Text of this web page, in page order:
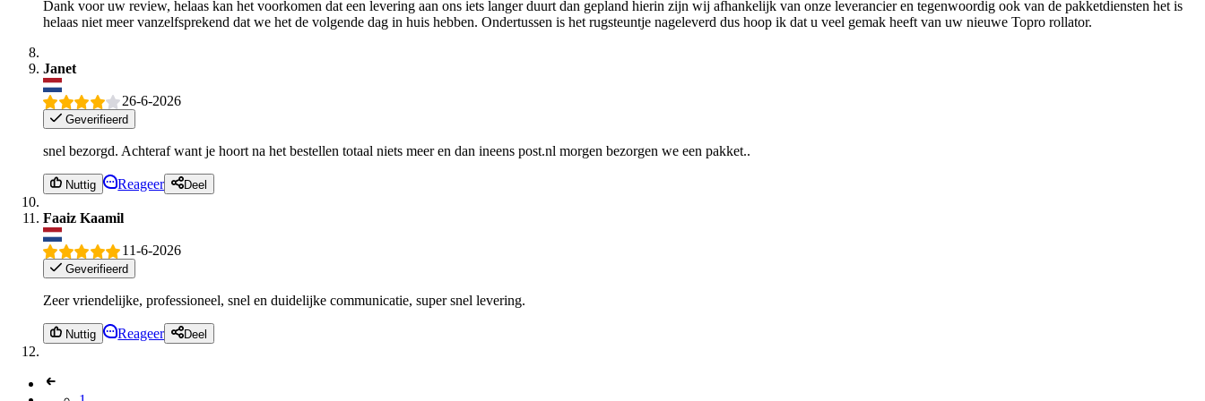
Dank voor uw review, helaas kan het voorkomen dat een levering aan ons iets langer duurt dan gepland hierin zijn wij afhankelijk van onze leverancier en tegenwoordig ook van de pakketdiensten het is
helaas niet meer vanzelfsprekend dat we het de volgende dag in huis hebben. Ondertussen is het rugsteuntje nageleverd dus hoop ik dat u veel gemak heeft van uw nieuwe Topro rollator.
Janet
26-6-2026
Geverifieerd
snel bezorgd. Achteraf want je hoort na het bestellen totaal niets meer en dan ineens post.nl morgen bezorgen we een pakket..
Nuttig Reageer Deel
Faaiz Kaamil
11-6-2026
Geverifieerd
Zeer vriendelijke, professioneel, snel en duidelijke communicatie, super snel levering.
Nuttig Reageer Deel